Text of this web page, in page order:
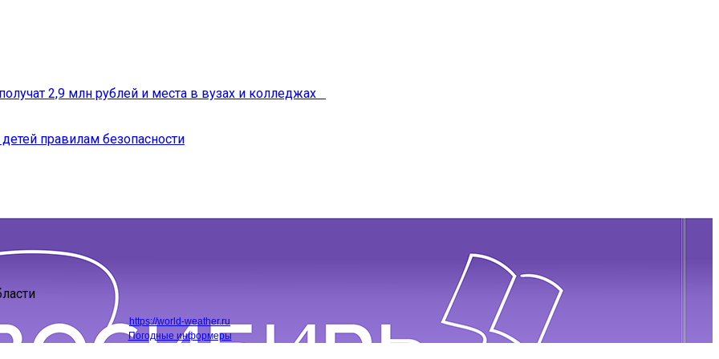
2,9 млн рублей и места в вузах и колледжах
правилам безопасности
https://world-weather.ru
Погодные информеры